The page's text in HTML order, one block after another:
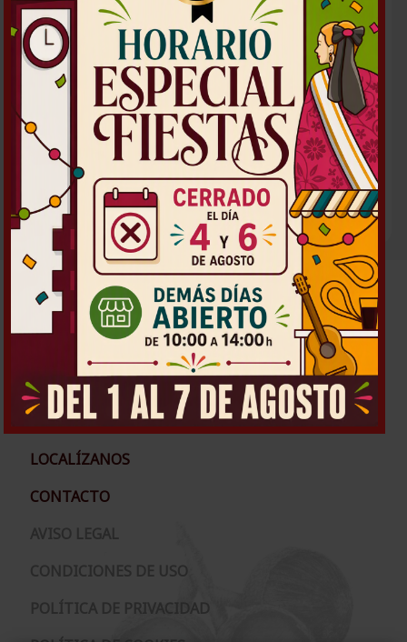
DETALLES DEL PRODUCTO
Elige la cantidad 1 pza/s-ud/s
CALCULADO 4.05€
IVA INCLUIDO
Añadir
PRODUCTOS
CONÓCENOS
LOCALÍZANOS
CONTACTO
AVISO LEGAL
CONDICIONES DE USO
POLÍTICA DE PRIVACIDAD